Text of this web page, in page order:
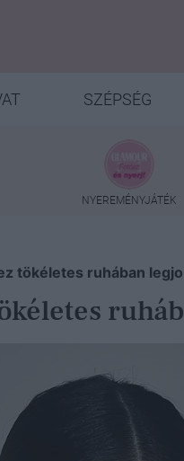
SZÉPSÉG
NYEREMÉNYJÁTÉK
tökéletes ruhában